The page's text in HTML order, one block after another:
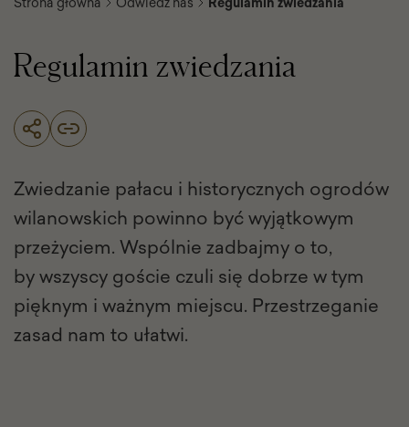
Regulamin zwiedzania
Zwiedzanie pałacu i historycznych ogrodów
wilanowskich powinno być wyjątkowym
przeżyciem. Wspólnie zadbajmy o to,
by wszyscy goście czuli się dobrze w tym
pięknym i ważnym miejscu. Przestrzeganie
zasad nam to ułatwi.